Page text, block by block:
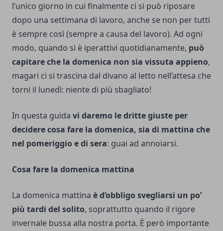
l’unico giorno in cui finalmente ci si può riposare
dopo una settimana di lavoro, anche se non per tutti
è sempre così (sempre a causa del lavoro). Ad ogni
modo, quando si è iperattivi quotidianamente, può
capitare che la domenica non sia vissuta appieno,
magari ci si trascina dal divano al letto nell’attesa che
torni il lunedì: niente di più sbagliato!
In questa guida vi daremo le dritte giuste per
decidere cosa fare la domenica, sia di mattina che
nel pomeriggio e di sera: guai ad annoiarsi.
Cosa fare la domenica mattina
La domenica mattina è d’obbligo svegliarsi un po’
più tardi del solito, soprattutto quando il rigore
invernale bussa alla nostra porta. È però importante